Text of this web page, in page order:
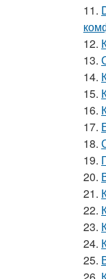
11.
12.
13.
14.
15.
16.
17.
18.
19.
20.
21.
22.
23.
24.
25.